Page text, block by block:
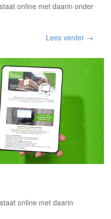
online met daarin onder
Lees verder →
online met daarin